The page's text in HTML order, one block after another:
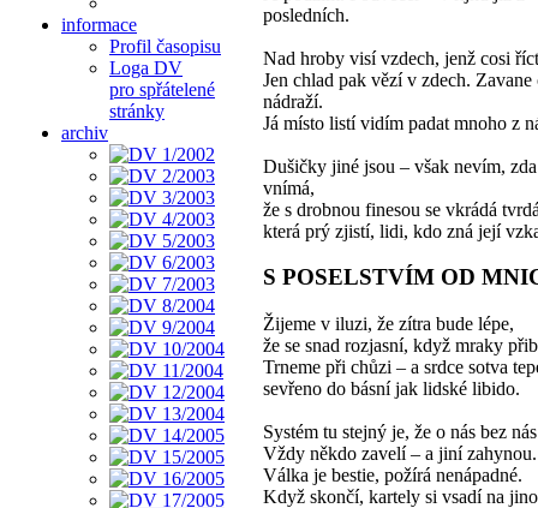
informace
Profil časopisu
Loga DV
pro spřátelené
stránky
archiv
posledních.
Nad hroby visí vzdech, jenž cosi
Jen chlad pak vězí v zdech. Zavane
nádraží.
Já místo listí vidím padat mnoho z
Dušičky jiné jsou – však nevím,
vnímá,
že s drobnou finesou se vkrádá
která prý zjistí, lidi, kdo zná její
S POSELSTVÍM OD
Žijeme v iluzi, že zítra bude lépe,
že se snad rozjasní, když mraky
Trneme při chůzi – a srdce sotva
sevřeno do básní jak lidské libido.
Systém tu stejný je, že o nás bez
Vždy někdo zavelí – a jiní zahynou.
Válka je bestie, požírá nenápadné.
Když skončí, kartely si vsadí na